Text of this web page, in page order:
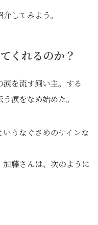
してみよう。
くれるのか？
を流す飼い主。する
涙をなめ始めた。
うなぐさめのサインな
藤さんは、次のように